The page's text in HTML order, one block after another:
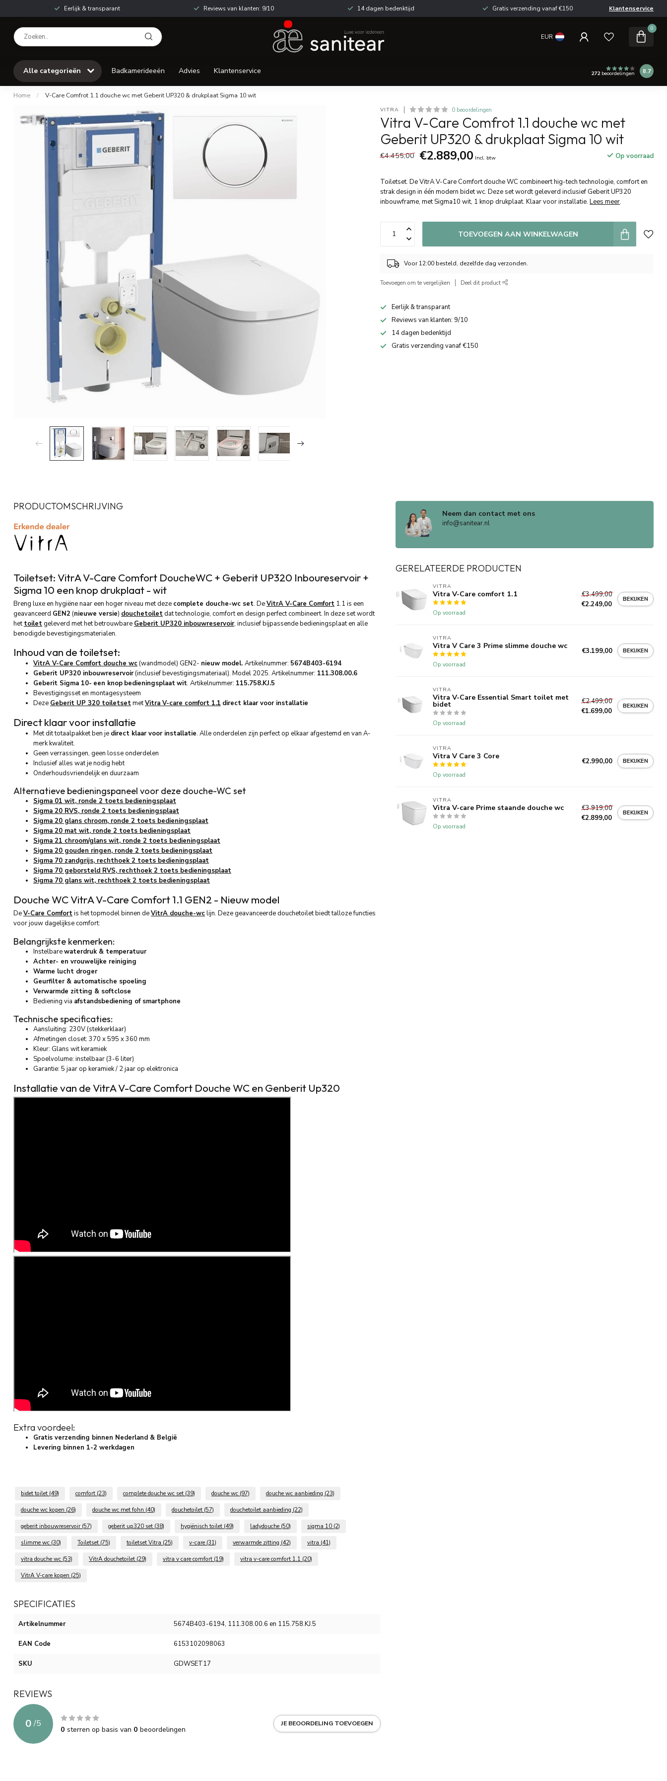
Eerlijk & transparant Reviews van klanten: 9/10 14 dagen bedenktijd Gratis verzending vanaf €150 Klantenservice
EUR
0
Alle categorieën Badkamerideeën Advies Klantenservice 272beoordelingen 8.7
Home / V-Care Comfrot 1.1 douche wc met Geberit UP320 & drukplaat Sigma 10 wit
VITRA 0 beoordelingen
Vitra V-Care Comfrot 1.1 douche wc met
Geberit UP320 & drukplaat Sigma 10 wit
€4.455,00 €2.889,00 Incl. btw Op voorraad
Toiletset. De VitrA V-Care Comfort douche WC combineert hig-tech technologie, comfort en
strak design in één modern bidet wc. Deze set wordt geleverd inclusief Geberit UP320
inbouwframe, met Sigma10 wit, 1 knop drukplaat. Klaar voor installatie.Lees meer.
TOEVOEGEN AAN WINKELWAGEN
Voor 12:00 besteld, dezelfde dag verzonden.
Toevoegen om te vergelijken Deel dit product
Eerlijk & transparant
Reviews van klanten: 9/10
14 dagen bedenktijd
Gratis verzending vanaf €150
PRODUCTOMSCHRIJVING
Toiletset: VitrA V-Care Comfort DoucheWC + Geberit UP320 Inboureservoir +
Sigma 10 een knop drukplaat - wit
Breng luxe en hygiëne naar een hoger niveau met deze complete douche-wc set. DeVitrA V-Care Comfort 1.1 is een
geavanceerd GEN2 (nieuwe versie) douchetoiletdat technologie, comfort en design perfect combineert. In deze set wordt
hettoiletgeleverd met het betrouwbare Geberit UP320 inbouwreservoir, inclusief bijpassende bedieningsplaat en alle
benodigde bevestigingsmaterialen.
Inhoud van de toiletset:
VitrA V-Care Comfort douche wc(wandmodel) GEN2- nieuw model. Artikelnummer: 5674B403-6194
Geberit UP320 inbouwreservoir(inclusief bevestigingsmateriaal). Model 2025. Artikelnummer: 111.308.00.6
Geberit Sigma 10- een knop bedieningsplaatwit. Artikelnummer: 115.758.KJ.5
Bevestigingsset en montagesysteem
Deze Geberit UP 320 toiletsetmetVitra V-care comfort 1.1 direct klaar voor installatie
Direct klaar voor installatie
Met dit totaalpakket ben je direct klaar voor installatie. Alle onderdelen zijn perfect op elkaar afgestemd en van A-
merk kwaliteit.
Geen verrassingen, geen losse onderdelen
Inclusief alles wat je nodig hebt
Onderhoudsvriendelijk en duurzaam
Alternatieve bedieningspaneel voor deze douche-WC set
Sigma 01 wit, ronde 2 toets bedieningsplaat
Sigma 20 RVS, ronde 2 toets bedieningsplaat
Sigma 20 glans chroom, ronde 2 toets bedieningsplaat
Sigma 20 mat wit, ronde 2 toets bedieningsplaat
Sigma 21 chroom/glans wit, ronde 2 toets bedieningsplaat
Sigma 20 gouden ringen, ronde 2 toets bedieningsplaat
Sigma 70 zandgrijs, rechthoek 2 toets bedieningsplaat
Sigma 70 geborsteld RVS, rechthoek 2 toets bedieningsplaat
Sigma 70 glans wit, rechthoek 2 toets bedieningsplaat
Douche WC VitrA V-Care Comfort 1.1 GEN2 - Nieuw model
DeV-Care Comfortis het topmodel binnen deVitrA douche-wclijn. Deze geavanceerde douchetoilet biedt talloze functies
voor jouw dagelijkse comfort:
Belangrijkste kenmerken:
Instelbarewaterdruk & temperatuur
Achter- en vrouwelijke reiniging
Warme lucht droger
Geurfilter & automatische spoeling
Verwarmde zitting & softclose
Bediening via afstandsbediening of smartphone
Technische specificaties:
Aansluiting: 230V (stekkerklaar)
Afmetingen closet: 370 x 595 x 360 mm
Kleur: Glans wit keramiek
Spoelvolume: instelbaar (3-6 liter)
Garantie: 5 jaar op keramiek / 2 jaar op elektronica
Installatie van de VitrA V-Care Comfort Douche WC en Genberit Up320
Extra voordeel:
Gratis verzending binnen Nederland & België
Levering binnen 1-2 werkdagen
bidet toilet (49) comfort (23) complete douche wc set (39) douche wc (97) douche wc aanbieding (23)
douche wc kopen (26) douche wc met fohn (40) douchetoilet (57) douchetoilet aanbieding (22)
geberit inbouwreservoir (57) geberit up320 set (38) hygiënisch toilet (49) ladydouche (50) sigma 10 (2)
slimme wc (30) Toiletset (75) toiletset Vitra (25) v-care (31) verwarmde zitting (42) vitra (41)
vitra douche wc (53) VitrA douchetoilet (29) vitra v care comfort (19) vitra v-care comfort 1.1 (20)
VitrA V-care kopen (25)
SPECIFICATIES
Artikelnummer 5674B403-6194, 111.308.00.6 en 115.758.KJ.5
EAN Code 6153102098063
SKU GDWSET17
REVIEWS
0 /5
0 sterren op basis van 0 beoordelingen
JE BEOORDELING TOEVOEGEN
Neem dan contact met ons
info@sanitear.nl
GERELATEERDE PRODUCTEN
VITRA
Vitra V-Care comfort 1.1
Op voorraad
€3.499,00
€2.249,00
BEKIJKEN
VITRA
Vitra V Care 3 Prime slimme douche wc
Op voorraad
€3.199,00 BEKIJKEN
VITRA
Vitra V-Care Essential Smart toilet met
bidet
Op voorraad
€2.499,00
€1.699,00
BEKIJKEN
VITRA
Vitra V Care 3 Core
Op voorraad
€2.990,00 BEKIJKEN
VITRA
Vitra V-care Prime staande douche wc
Op voorraad
€3.919,00
€2.899,00
BEKIJKEN